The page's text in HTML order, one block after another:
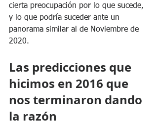
cierta preocupación por lo que sucede,
y lo que podría suceder ante un
panorama similar al de Noviembre de
2020.
Las predicciones que
hicimos en 2016 que
nos terminaron dando
la razón